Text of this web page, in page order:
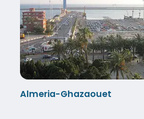
Almeria-Ghazaouet